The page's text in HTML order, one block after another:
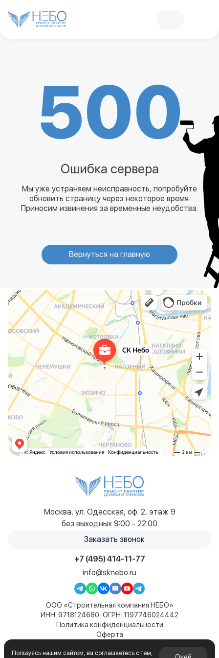
РЕМОНТ КВАРТИР
ДОМОВИОФИСОВ
500
Ошибка сервера
Мы уже устраняем неисправность, попробуйте
обновить страницу через некоторое время.
Приносим извинения за временные неудобства.
Вернуться на главную
Москва, ул. Одесская, оф. 2, этаж 9
без выходных 9:00 - 22:00
Заказать звонок
+7 (495) 414-11-77
info@sknebo.ru
ООО «Строительная компания НЕБО»
ИНН: 9718124680, ОГРН: 1197746024442
Политика конфиденциальности
Оферта
© 2019-2026. Все права защищены. Сайт не является
Пользуясь нашим сайтом, вы соглашаетесь с тем,